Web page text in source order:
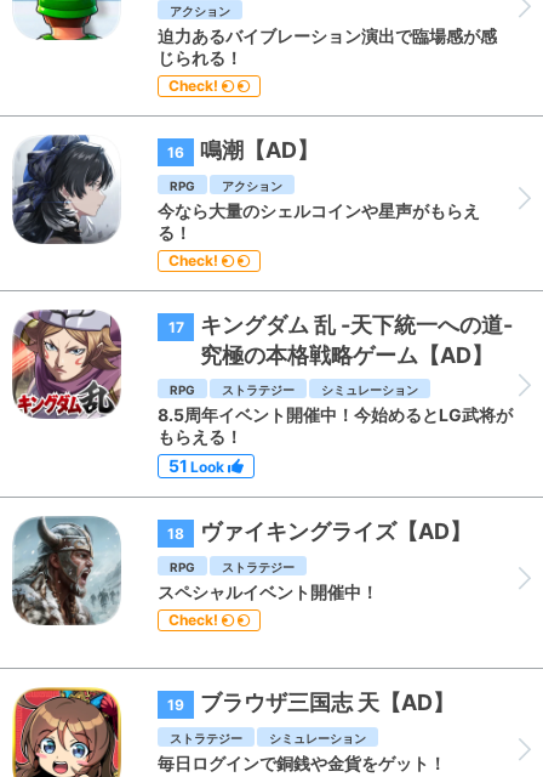
アクション
迫力あるバイブレーション演出で臨場感が感
じられる！
Check!
16 鳴潮【AD】
RPG アクション
今なら大量のシェルコインや星声がもらえ
る！
Check!
17
キングダム 乱 -天下統一への道-
究極の本格戦略ゲーム【AD】
RPG ストラテジー シミュレーション
8.5周年イベント開催中！今始めるとLG武将が
もらえる！
51 Look
18 ヴァイキングライズ【AD】
RPG ストラテジー
スペシャルイベント開催中！
Check!
19 ブラウザ三国志 天【AD】
ストラテジー シミュレーション
毎日ログインで銅銭や金貨をゲット！